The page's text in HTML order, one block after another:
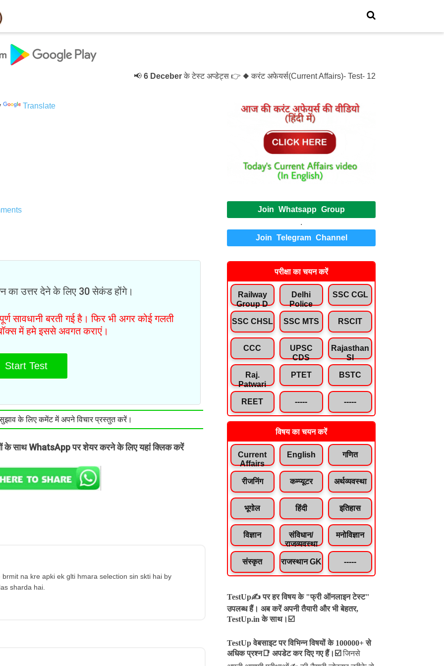
6 Deceberके टेस्ट अप्डेट्स 👉 ◆ करंट अफेयर्स(Current Affairs)- Test- 1214 ◆ XXXX(XXXXX)-
Translate
का उत्तर देने के लिए 30 सेकंड होंगे।
सावधानी बरती गई है। फिर भी अगर कोई गलती
में हमे इससे अवगत कराएं।
Start Test
के लिए कमेंट में अपने विचार प्रस्तुत करें।
के साथ WhatsApp पर शेयर करने के लिए यहां क्लिक करें
na kre apki ek glti hmara selection sin skti hai by
sharda hai.
Join Whatsapp Group
.
Join Telegram Channel
परीक्षा का चयन करें
Railway
Group D
Delhi
Police
SSC CGL
SSC CHSL SSC MTS RSCIT
CCC
UPSC
CDS
Rajasthan
SI
Raj.
Patwari
PTET BSTC
REET ----- -----
विषय का चयन करें
Current
Affairs
English गणित
रीजनिंग कम्प्यूटर अर्थव्यवस्था
भूगोल हिंदी इतिहास
विज्ञान
संविधान/
राजव्यवस्था
मनोविज्ञान
संस्कृत राजस्थान GK -----
TestUp✍️ पर हर विषय के "फ्री ऑनलाइन टेस्ट"
उपलब्ध हैं। अब करें अपनी तैयारी और भी बेहतर,
TestUp.in के साथ।☑️
TestUp वेबसाइट पर विभिन्न विषयों के 100000+ से
अधिक प्रश्न📑 अपडेट कर दिए गए हैं। ☑️ जिनसे